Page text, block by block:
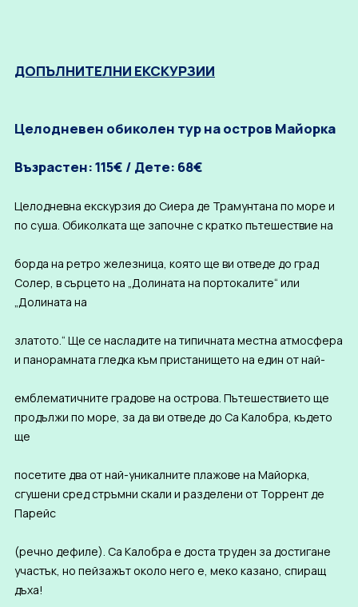
ДОПЪЛНИТЕЛНИ ЕКСКУРЗИИ
Целодневен обиколен тур на остров Майорка
Възрастен: 115€ / Дете: 68€
Целодневна екскурзия до Сиера де Трамунтана по море и
по суша. Обиколката ще започне с кратко пътешествие на
борда на ретро железница, която ще ви отведе до град
Солер, в сърцето на „Долината на портокалите“ или
„Долината на
златото.“ Ще се насладите на типичната местна атмосфера
и панорамната гледка към пристанището на един от най-
емблематичните градове на острова. Пътешествието ще
продължи по море, за да ви отведе до Са Калобра, където
ще
посетите два от най-уникалните плажове на Майорка,
сгушени сред стръмни скали и разделени от Торрент де
Парейс
(речно дефиле). Са Калобра е доста труден за достигане
участък, но пейзажът около него е, меко казано, спиращ
дъха!